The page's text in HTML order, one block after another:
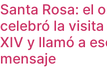
Santa Rosa: el
celebró la
XIV y llamó a
mensaje